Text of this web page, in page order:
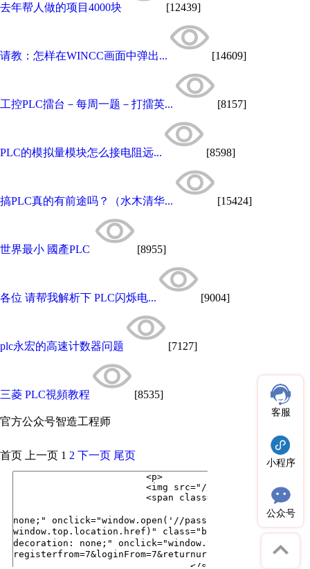
去年帮人做的项目4000块 [12439]
请教：怎样在WINCC画面中弹出... [14609]
工控PLC擂台－每周一题－打擂英... [8157]
PLC的模拟量模块怎么接电阻远... [8598]
搞PLC真的有前途吗？（水木清华... [15424]
世界最小 國產PLC [8955]
各位 请帮我解析下 PLC闪烁电... [9004]
plc永宏的高速计数器问题 [7127]
三菱 PLC視頻教程 [8535]
官方公众号智造工程师
客服
小程序
公众号
首页 上一页 1 2 下一页 尾页